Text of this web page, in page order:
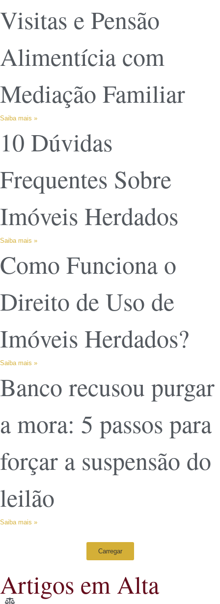
Visitas e Pensão
Alimentícia com
Mediação Familiar
Saiba mais »
10 Dúvidas
Frequentes Sobre
Imóveis Herdados
Saiba mais »
Como Funciona o
Direito de Uso de
Imóveis Herdados?
Saiba mais »
Banco recusou purgar
a mora: 5 passos para
forçar a suspensão do
leilão
Saiba mais »
Carregar
Artigos em Alta